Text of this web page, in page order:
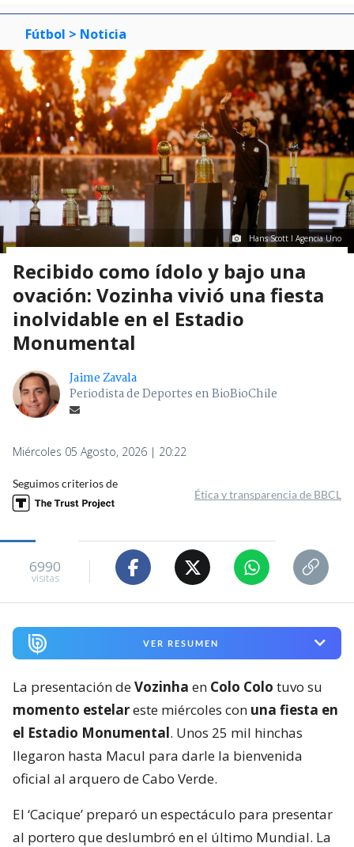
Fútbol > Noticia
Hans Scott I Agencia Uno
Recibido como ídolo y bajo una
ovación: Vozinha vivió una fiesta
inolvidable en el Estadio
Monumental
Jaime Zavala
Periodista de Deportes en BioBioChile
Miércoles 05 Agosto, 2026 | 20:22
Seguimos criterios de
Ética y transparencia de BBCL
6990
visitas
VER RESUMEN
La presentación deVozinha en Colo Colo tuvo su
momento estelareste miércoles con una fiesta en
el Estadio Monumental. Unos 25 mil hinchas
llegaron hasta Macul para darle la bienvenida
oficial al arquero de Cabo Verde.
El ‘Cacique’ preparó un espectáculo para presentar
al portero que deslumbró en el último Mundial. La